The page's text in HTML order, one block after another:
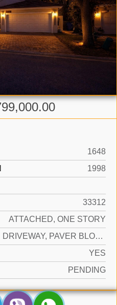
1648
1998
33312
ATTACHED, ONE STORY
DRIVEWAY, PAVER BLOCK
YES
PENDING